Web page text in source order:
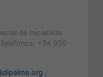
de Iniciativas
+34 950
/